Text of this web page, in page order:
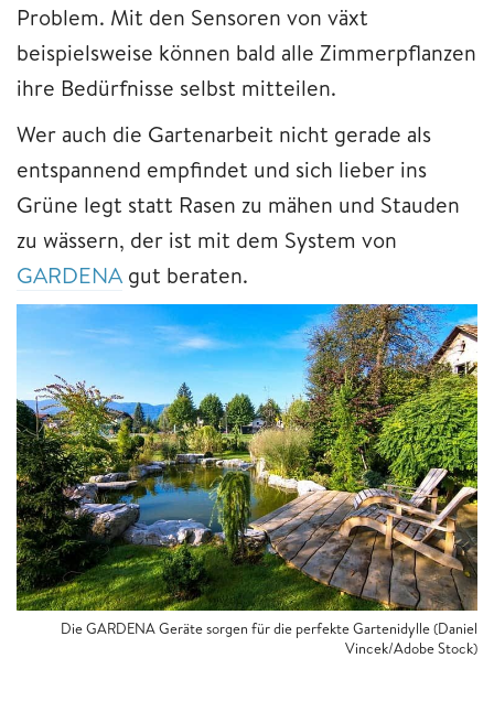
Problem. Mit den Sensoren von växt
beispielsweise können bald alle Zimmerpflanzen
ihre Bedürfnisse selbst mitteilen.
Wer auch die Gartenarbeit nicht gerade als
entspannend empfindet und sich lieber ins
Grüne legt statt Rasen zu mähen und Stauden
zu wässern, der ist mit dem System von
GARDENA gut beraten.
Die GARDENA Geräte sorgen für die perfekte Gartenidylle (Daniel
Vincek/Adobe Stock)